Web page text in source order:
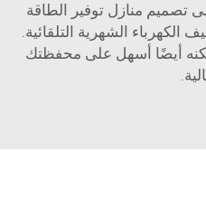
منازل توفير الطاقة
الكهرباء الشهرية التلقائية.
أيضًا أسهل على محفظتك